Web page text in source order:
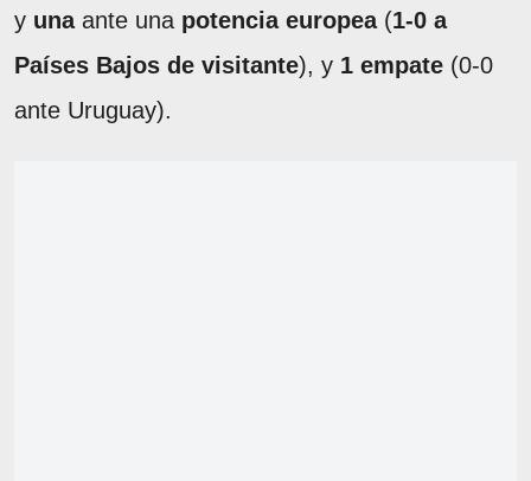
y unaante una potencia europea(1-0 a
Países Bajos de visitante), y 1 empate (0-0
ante Uruguay).